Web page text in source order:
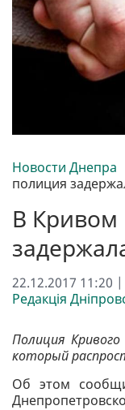
Новости Днепра
полиция
В Кривом
22.12.2017 11:20 |
Редакція
Полиция
который
Об этом